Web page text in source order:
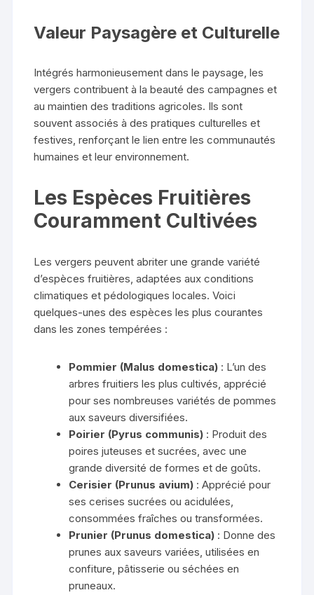
Valeur Paysagère et Culturelle
Intégrés harmonieusement dans le paysage, les
vergers contribuent à la beauté des campagnes et
au maintien des traditions agricoles. Ils sont
souvent associés à des pratiques culturelles et
festives, renforçant le lien entre les communautés
humaines et leur environnement.
Les Espèces Fruitières
Couramment Cultivées
Les vergers peuvent abriter une grande variété
d’espèces fruitières, adaptées aux conditions
climatiques et pédologiques locales. Voici
quelques-unes des espèces les plus courantes
dans les zones tempérées :
Pommier (Malus domestica) : L’un des
arbres fruitiers les plus cultivés, apprécié
pour ses nombreuses variétés de pommes
aux saveurs diversifiées.
Poirier (Pyrus communis) : Produit des
poires juteuses et sucrées, avec une
grande diversité de formes et de goûts.
Cerisier (Prunus avium) : Apprécié pour
ses cerises sucrées ou acidulées,
consommées fraîches ou transformées.
Prunier (Prunus domestica) : Donne des
prunes aux saveurs variées, utilisées en
confiture, pâtisserie ou séchées en
pruneaux.